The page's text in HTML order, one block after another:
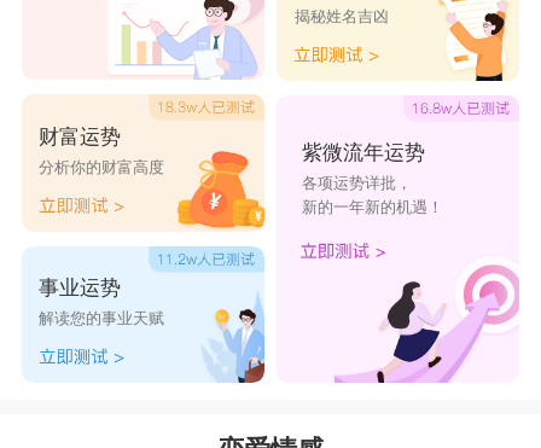
耳根太软 仙女本仙爱
你
纯属意外 独角兽妹妹
想要一点点
甜
余生情诗
爱吃糖的小
盆友
三岁铭 舔奶盖的小
仙女
牛奶煮萝莉
财富运势
分析你的财富高度
事业运势
解读您的事业天赋
揭秘姓名吉凶
紫微流年运势
各项运势详批，
新的一年新的机遇！